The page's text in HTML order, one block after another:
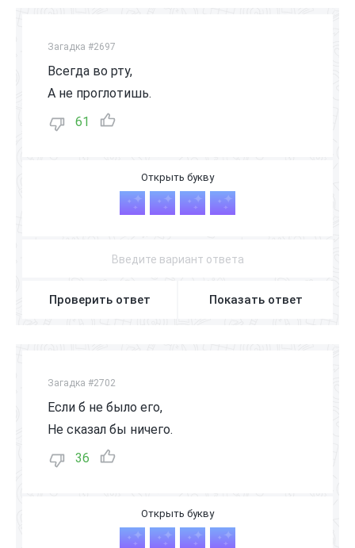
Загадка #2697
Всегда во рту,
А не проглотишь.
61
Я З Ы К
Проверить ответ Показать ответ
Загадка #2702
Если б не было его,
Не сказал бы ничего.
36
Я З Ы К